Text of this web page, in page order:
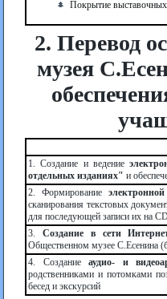
Покрытие
2. Перевод
музея
1. Создание и ведение
отдельных изданиях" и
2. Формирование
сканирования текстовых
для последующей записи их на
3. Создание в сети
Общественном музее С.Есенина
4. Созданиеаудио- и
родственниками и потомками
бесед и экскурсий